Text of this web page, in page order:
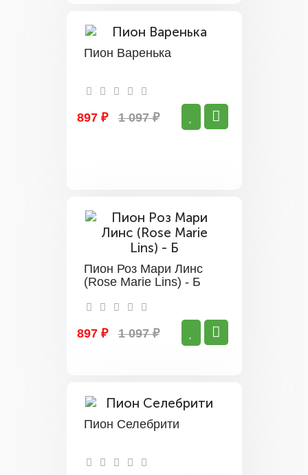
Пион Варенька
897 ₽ 1 097 ₽
Пион Роз Мари Линс
(Rose Marie Lins) - Б
897 ₽ 1 097 ₽
Пион Селебрити